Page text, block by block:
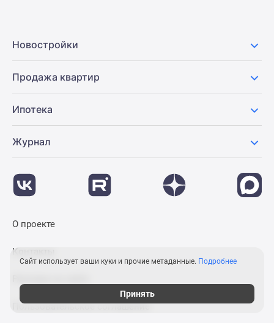
Новостройки
Продажа квартир
Ипотека
Журнал
О проекте
Контакты
Пользовательское соглашение
Сайт использует ваши куки и прочие метаданные. Подробнее
Принять